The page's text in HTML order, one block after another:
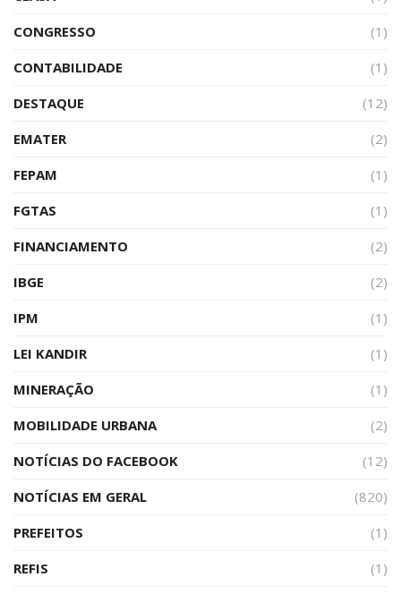
CONGRESSO
(1)
CONTABILIDADE
(1)
DESTAQUE
(12)
EMATER
(2)
FEPAM
(1)
FGTAS
(1)
FINANCIAMENTO
(2)
IBGE
(2)
IPM
(1)
LEI KANDIR
(1)
MINERAÇÃO
(1)
MOBILIDADE URBANA
(2)
NOTÍCIAS DO FACEBOOK
(12)
NOTÍCIAS EM GERAL
(820)
PREFEITOS
(1)
REFIS
(1)